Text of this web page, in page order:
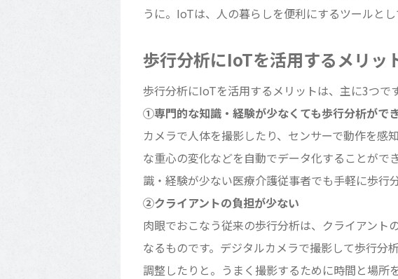
うに。IoTは、人の暮らしを便利にするツールと
歩行分析にIoTを活用するメリッ
歩行分析にIoTを活用するメリットは、主に3つです
①専門的な知識・経験が少なくても歩行分析がで
カメラで人体を撮影したり、センサーで動作を
な重心の変化などを自動でデータ化することがで
識・経験が少ない医療介護従事者でも手軽に歩行
②クライアントの負担が少ない
肉眼でおこなう従来の歩行分析は、クライアント
なるものです。デジタルカメラで撮影して歩行分
調整したりと。うまく撮影するために時間と場所